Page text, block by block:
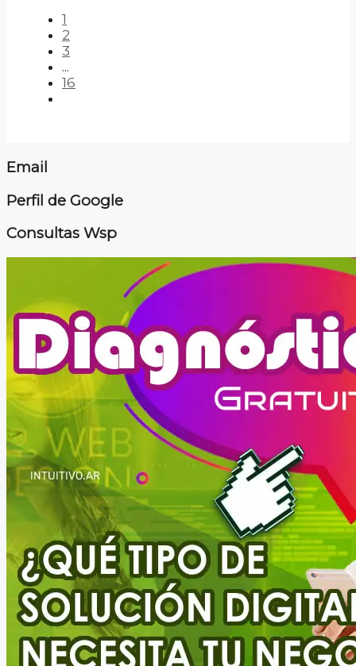
1
2
3
...
16
Email
Perfil de Google
Consultas Wsp